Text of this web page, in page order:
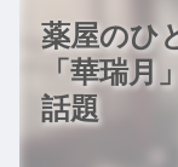
薬屋のひ
「華瑞
話題